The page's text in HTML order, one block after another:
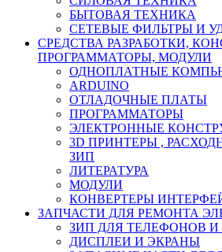
БЫТОВАЯ ТЕХНИКА
СЕТЕВЫЕ ФИЛЬТРЫ И
СРЕДСТВА РАЗРАБОТКИ,
ПРОГРАММАТОРЫ, МОДУЛИ
ОДНОПЛАТНЫЕ
ARDUINO
ОТЛАДОЧНЫЕ ПЛАТЫ
ПРОГРАММАТОРЫ
ЭЛЕКТРОННЫЕ
3D ПРИНТЕРЫ ,
ЗИП
ЛИТЕРАТУРА
МОДУЛИ
КОНВЕРТЕРЫ
ЗАПЧАСТИ ДЛЯ РЕМОНТА
ЗИП ДЛЯ ТЕЛЕФОНОВ
ДИСПЛЕИ И ЭКРАНЫ